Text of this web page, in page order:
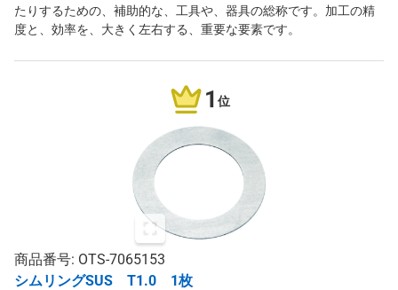
たりするための、補助的な、工具や、器具の総称です。加工の精
度と、効率を、大きく左右する、重要な要素です。
1 位
商品番号: OTS-7065153
シムリングSUS T1.0 1枚